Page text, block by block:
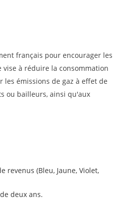
français pour encourager les
à réduire la consommation
émissions de gaz à effet de
ou bailleurs, ainsi qu'aux
revenus (Bleu, Jaune, Violet,
deux ans.